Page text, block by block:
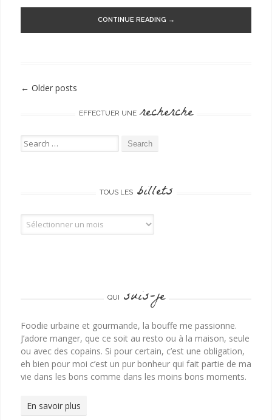
CONTINUE READING →
Post navigation
← Older posts
EFFECTUER UNE recherche
Search for:
TOUS LES billets
Tous les billets
QUI suis-je
Foodie urbaine et gourmande, la bouffe me passionne.
J’adore manger, que ce soit au resto ou à la maison, seule
ou avec des copains. Si pour certain, c’est une obligation,
eh bien pour moi c’est un pur bonheur qui fait partie de ma
vie dans les bons comme dans les moins bons moments.
En savoir plus